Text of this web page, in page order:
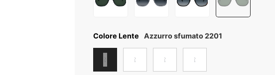
Colore Lente Azzurro sfumato 2201